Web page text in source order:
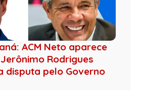
ACM Neto aparece
Rodrigues
disputa pelo Governo